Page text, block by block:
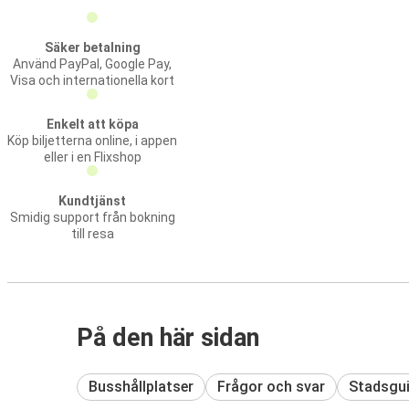
Säker betalning
Använd PayPal, Google Pay,
Visa och internationella kort
Enkelt att köpa
Köp biljetterna online, i appen
eller i en Flixshop
Kundtjänst
Smidig support från bokning
till resa
På den här sidan
Busshållplatser Frågor och svar